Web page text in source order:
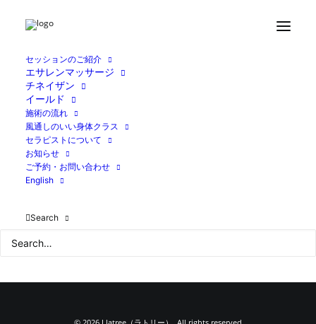
セッションのご紹介
エサレンマッサージ
チネイザン
イールド
施術の流れ
風通しのいい身体クラス
セラピストについて
お知らせ
ご予約・お問い合わせ
English
Search
35A91487-2752-4726-97C3-CE007B179BFB